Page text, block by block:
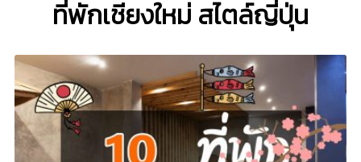
ที่พักเชียงใหม่ สไตล์ญี่ปุ่น